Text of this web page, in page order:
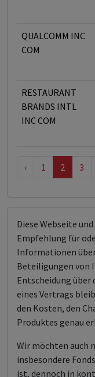
QUALCOMM INC
COM
RESTAURANT
BRANDS INTL
INC COM
‹ 1 2 3
Diese Webseite
Empfehlung für
Informationen
Beteiligungen von
Entscheidung über
eines Vertrags
den Kosten, den
Produktes genau
Wir möchten auch
insbesondere
ist, dennoch in